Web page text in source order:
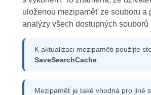
uloženou mezipaměť ze souboru a
analýzy všech dostupných souborů
K aktualizaci mezipaměti použijte
SaveSearchCache.
Mezipaměť je také vhodná pro jiné